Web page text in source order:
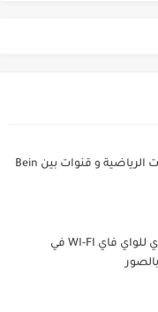
تحميل ملف IPTV للقنوات الرياضية و قنوات بين Bein
طريقة تغيير الرقم السري للواي فاي WI-FI في